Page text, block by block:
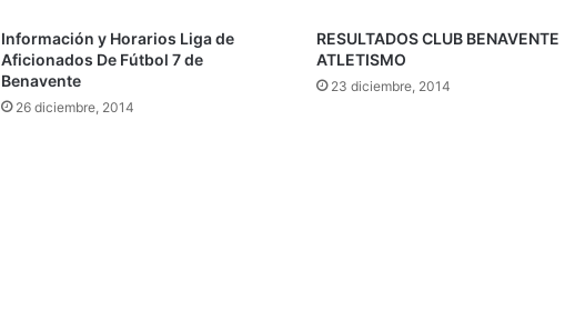
Información y Horarios Liga de
Aficionados De Fútbol 7 de
Benavente
26 diciembre, 2014
RESULTADOS CLUB BENAVENTE
ATLETISMO
23 diciembre, 2014